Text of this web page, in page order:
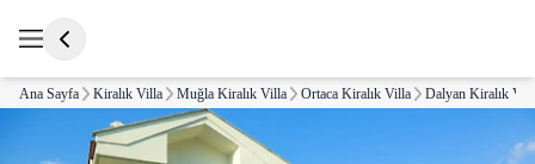
Ana Sayfa Kiralık Villa Muğla Kiralık Villa Ortaca Kiralık Villa Dalyan Kiralık